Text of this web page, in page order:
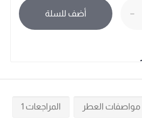
أضف للسلة
مواصفات العطر المراجعات 1